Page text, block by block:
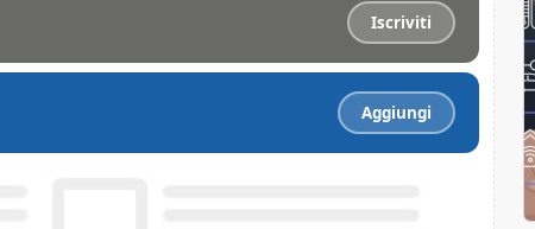
Iscriviti
Aggiungi